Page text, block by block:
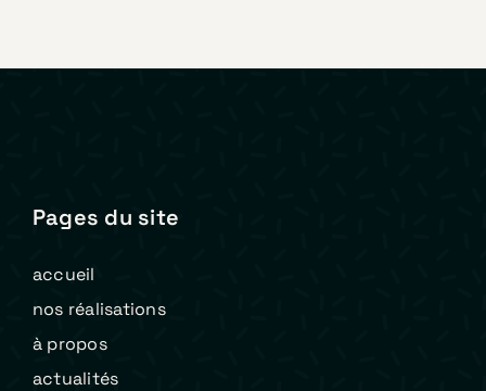
Pages du site
accueil
nos réalisations
à propos
actualités